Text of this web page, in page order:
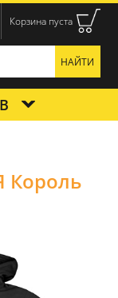
Корзина пуста
Король